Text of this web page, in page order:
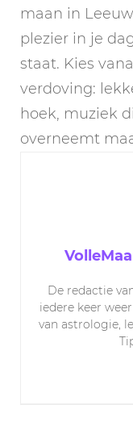
maan in
plezier in je
staat. Kies
verdoving:
hoek, muziek
overneemt
De redactie
iedere keer
van astrologie,